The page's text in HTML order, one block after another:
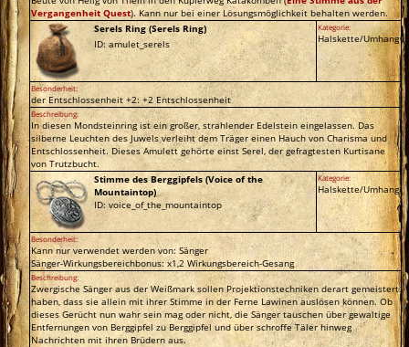
Vergangenheit Quest). Kann nur bei einer Lösungsmöglichkeit behalten werden.
Serels Ring (Serels Ring)
ID: amulet_serels
Kategorie:
Halskette/Umhang
Besonderheit:
der Entschlossenheit +2: +2 Entschlossenheit
Beschreibung:
In diesen Mondsteinring ist ein großer, strahlender Edelstein eingelassen. Das
silberne Leuchten des Juwels verleiht dem Träger einen Hauch von Charisma und
Entschlossenheit. Dieses Amulett gehörte einst Serel, der gefragtesten Kurtisane
von Trutzbucht.
Stimme des Berggipfels (Voice of the
Mountaintop)
ID: voice_of_the_mountaintop
Kategorie:
Halskette/Umhang
Besonderheit:
Kann nur verwendet werden von: Sänger
Sänger-Wirkungsbereichbonus: x1,2 Wirkungsbereich-Gesang
Beschreibung:
Zwergische Sänger aus der Weißmark sollen Projektionstechniken derart gemeistert
haben, dass sie allein mit ihrer Stimme in der Ferne Lawinen auslösen können. Ob
dieses Gerücht nun wahr sein mag oder nicht, die Sänger tauschen über gewaltige
Entfernungen von Berggipfel zu Berggipfel und über schroffe Täler hinweg
Nachrichten mit ihren Brüdern aus.